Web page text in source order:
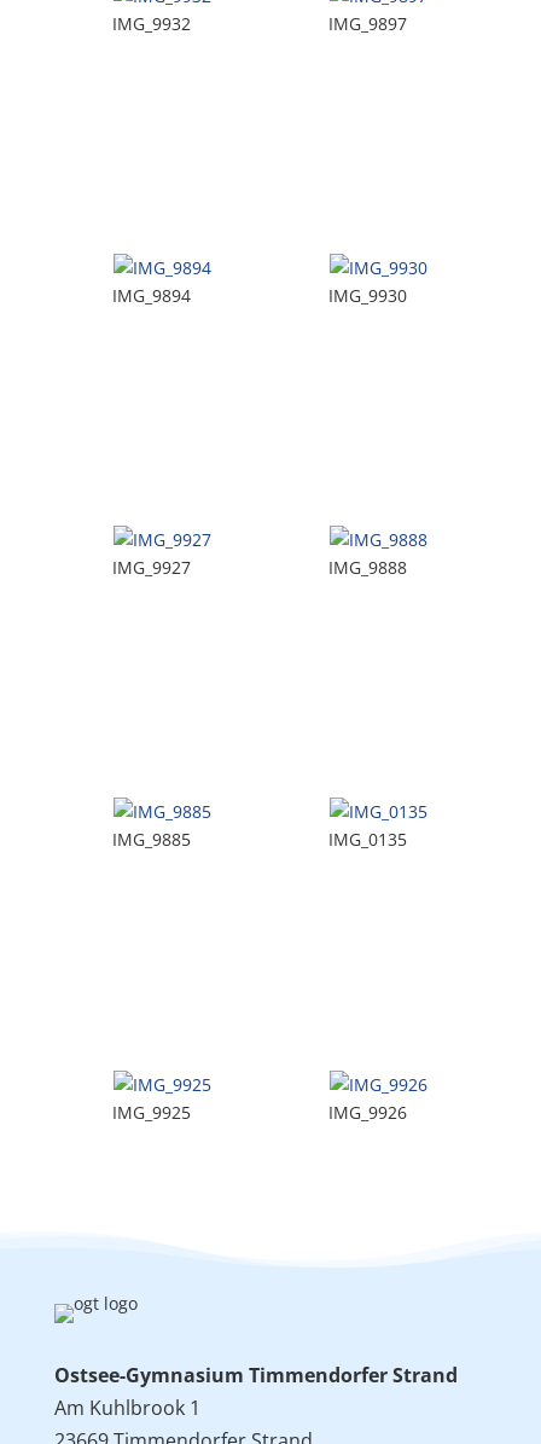
IMG_9932 IMG_9897
IMG_9894 IMG_9930
IMG_9927 IMG_9888
IMG_9885 IMG_0135
IMG_9925 IMG_9926
Ostsee-Gymnasium Timmendorfer Strand
Am Kuhlbrook 1